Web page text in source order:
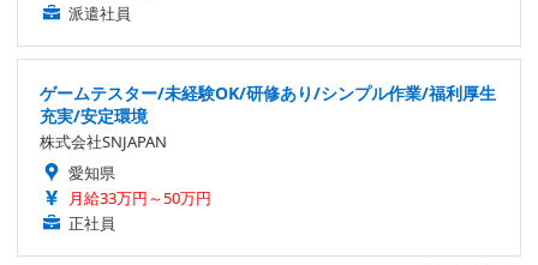
派遣社員
ゲームテスター/未経験OK/研修あり/シンプル作業/福利厚生
充実/安定環境
株式会社SNJAPAN
愛知県
月給33万円～50万円
正社員